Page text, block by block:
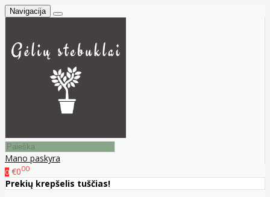
Navigacija
Mano paskyra
0 €000
Prekių krepšelis tuščias!